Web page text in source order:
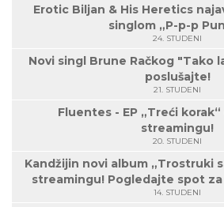
Erotic Biljan & His Heretics
singlom „P-p-p
24. STUDENI
Novi singl Brune Račkog "Tako
poslušajte!
21. STUDENI
Fluentes - EP „Treći
streamingu!
20. STUDENI
Kandžijin novi album „Trostruki
streamingu! Pogledajte spot za
14. STUDENI